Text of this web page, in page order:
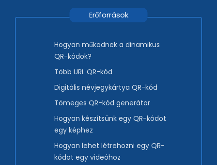
Erőforrások
Hogyan működnek a dinamikus
QR-kódok?
Több URL QR-kód
Digitális névjegykártya QR-kód
Tömeges QR-kód generátor
Hogyan készítsünk egy QR-kódot
egy képhez
Hogyan lehet létrehozni egy QR-
kódot egy videóhoz